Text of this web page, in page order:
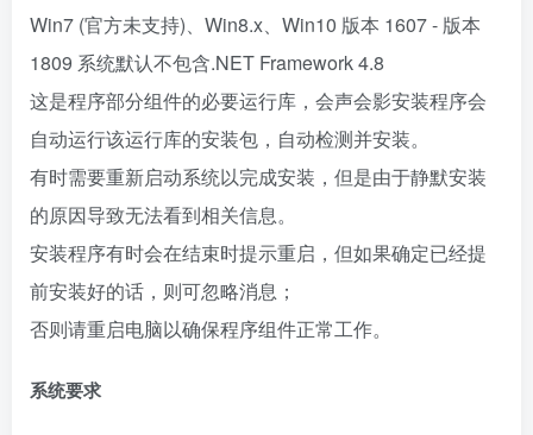
Win7 (官方未支持)、Win8.x、Win10 版本 1607 - 版本
1809 系统默认不包含.NET Framework 4.8
这是程序部分组件的必要运行库，会声会影安装程序会
自动运行该运行库的安装包，自动检测并安装。
有时需要重新启动系统以完成安装，但是由于静默安装
的原因导致无法看到相关信息。
安装程序有时会在结束时提示重启，但如果确定已经提
前安装好的话，则可忽略消息；
否则请重启电脑以确保程序组件正常工作。
系统要求